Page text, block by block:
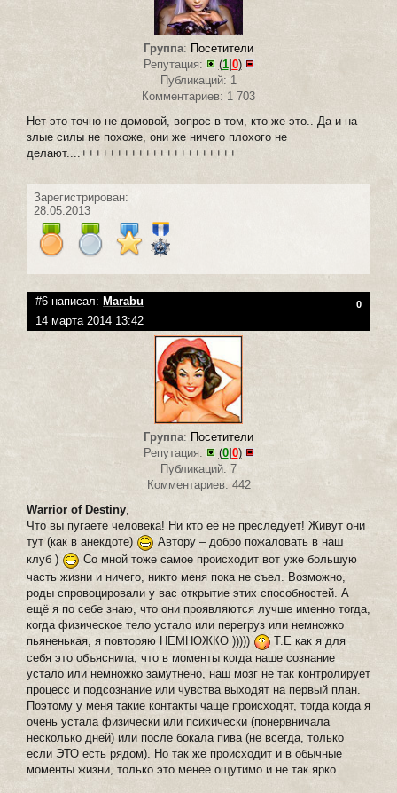
Группа: Посетители
Репутация:
(1| 0)
Публикаций: 1
Комментариев: 1 703
Нет это точно не домовой, вопрос в том, кто же это.. Да и на
злые силы не похоже, они же ничего плохого не
делают....++++++++++++++++++++++
Зарегистрирован:
28.05.2013
#6 написал: Marabu 0
14 марта 2014 13:42
Группа: Посетители
Репутация:
(0| 0)
Публикаций: 7
Комментариев: 442
Warrior of Destiny
Что вы пугаете человека! Ни кто её не преследует! Живут они
тут (как в анекдоте)
Автору – добро пожаловать в наш
клуб )
Со мной тоже самое происходит вот уже большую
часть жизни и ничего, никто меня пока не съел. Возможно,
роды спровоцировали у вас открытие этих способностей. А
ещё я по себе знаю, что они проявляются лучше именно тогда,
когда физическое тело устало или перегруз или немножко
пьяненькая, я повторяю НЕМНОЖКО )))))
Т.Е как я для
себя это объяснила, что в моменты когда наше сознание
устало или немножко замутнено, наш мозг не так контролирует
процесс и подсознание или чувства выходят на первый план.
Поэтому у меня такие контакты чаще происходят, тогда когда я
очень устала физически или психически (понервничала
несколько дней) или после бокала пива (не всегда, только
если ЭТО есть рядом). Но так же происходит и в обычные
моменты жизни, только это менее ощутимо и не так ярко.